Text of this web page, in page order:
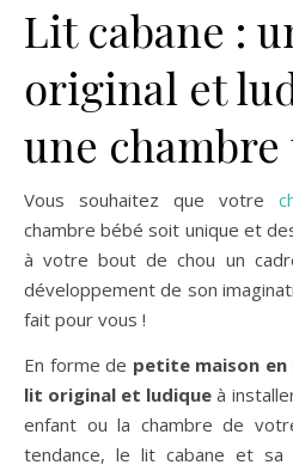
Lit cabane :
original et
une
Vous souhaitez que votre
chambre bébé soit unique et
à votre bout de chou un
développement de son
fait pour vous !
En forme de petite maison en
lit original et ludique à
enfant ou la chambre de
tendance, le lit cabane et